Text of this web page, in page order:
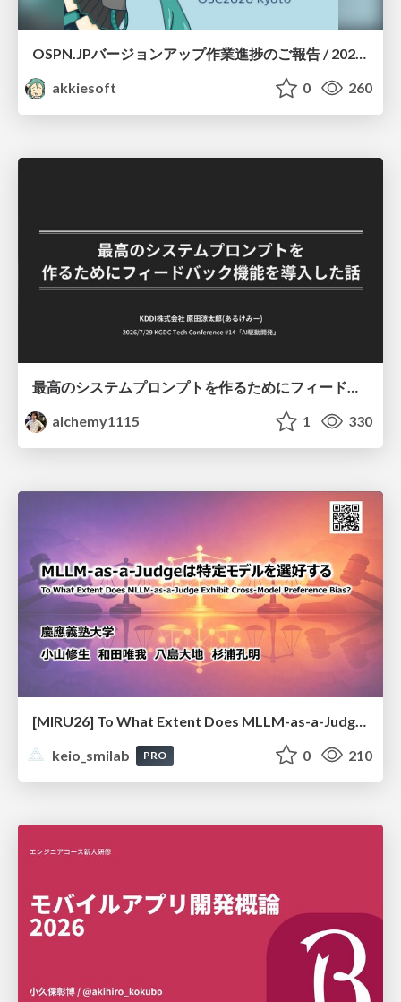
akkiesoft
0 260
最高のシステムプロンプトを作るためにフィードバック機能を導入した話
alchemy1115
1 330
keio_smilab
PRO 0 210